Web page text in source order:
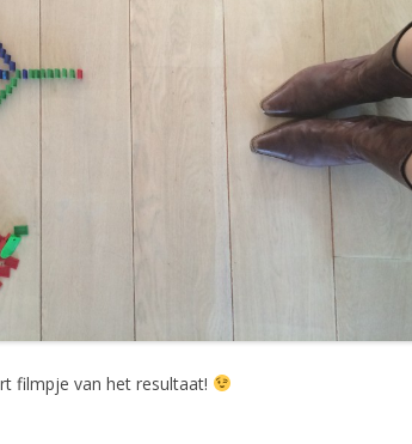
filmpje van het resultaat!